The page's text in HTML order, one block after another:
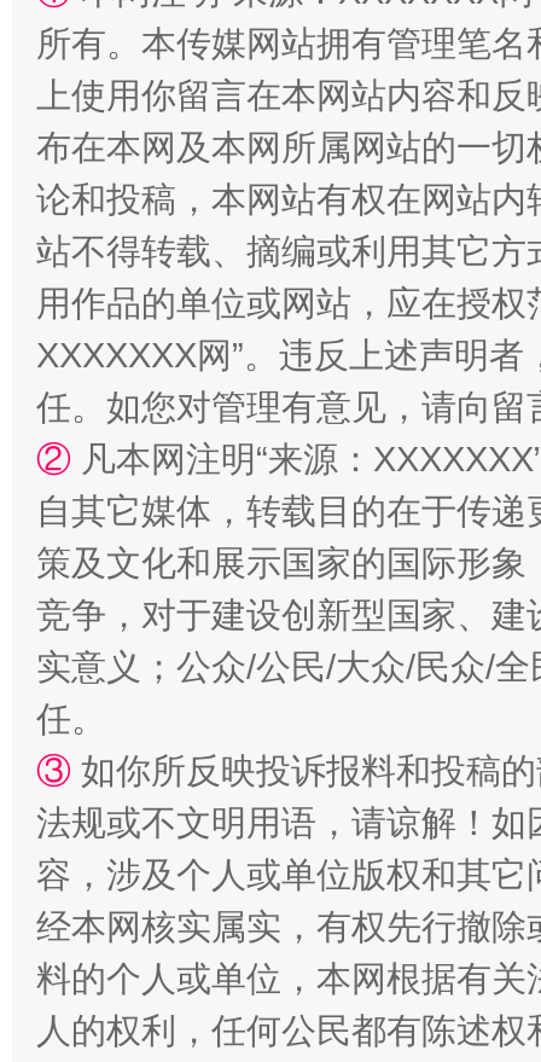
国家大学科技园优化重塑工作
扯下公款旅游的“隐身衣” 如何以
“蜀中异人”王建安的艺术幻境
所有。本传媒网站拥有管理笔
上使用你留言在本网站内容和
布在本网及本网所属网站的一
论和投稿，本网站有权在网站
站不得转载、摘编或利用其它
用作品的单位或网站，应在授
XXXXXXX网”。违反上述声明
任。如您对管理有意见，请向
② 凡本网注明“来源：
自其它媒体，转载目的在于传
策及文化和展示国家的国际形
竞争，对于建设创新型国家、
实意义；公众/公民/大众/民众/
任。
③ 如你所反映投诉报料和投稿
法规或不文明用语，请谅解！
容，涉及个人或单位版权和其它
经本网核实属实，有权先行撤
料的个人或单位，本网根据有
人的权利，任何公民都有陈述